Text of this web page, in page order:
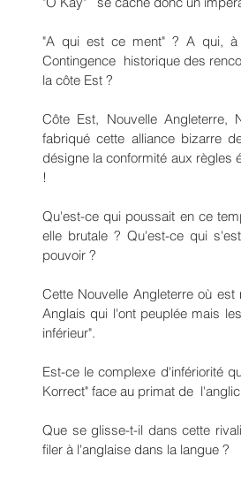
"A qui est ce ment" ? A qui, à
Contingence  historique des
la côte Est ?
Côte Est, Nouvelle Angleterre,
fabriqué cette alliance bizarre
désigne la conformité aux règles
!
Qu'est-ce qui poussait en ce
elle brutale ? Qu'est-ce qui
pouvoir ?
Cette Nouvelle Angleterre où
Anglais qui l'ont peuplée mais
inférieur".
Est-ce le complexe d'infériorité
Korrect" face au primat de
Que se glisse-t-il dans cette
filer à l'anglaise dans la langue ?